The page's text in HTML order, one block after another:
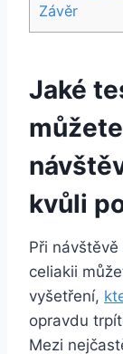
Závěr
Jaké
‌kvůli
Při
celiakii
vyšetření, ‍
opravdu
Mezi